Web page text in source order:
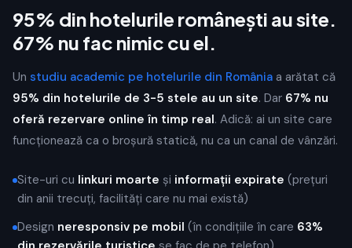
95% din hotelurile românești au site.
67% nu fac nimic cu el.
Un studiu academic pe hotelurile din România a arătat că
95% din hotelurile de 3-5 stele au un site. Dar 67% nu
oferă rezervare online în timp real. Adică: ai un site care
funcționează ca o broșură statică, nu ca un canal de vânzări.
Site-uri cu linkuri moarte și informații expirate (prețuri
din anii trecuți, facilități care nu mai există)
Design neresponsiv pe mobil (în condițiile în care 63%